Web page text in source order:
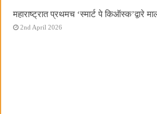
महाराष्ट्रात प्रथमच ‌‘स्मार्ट पे किऑस्क‌’द्वारे
2nd April 2026